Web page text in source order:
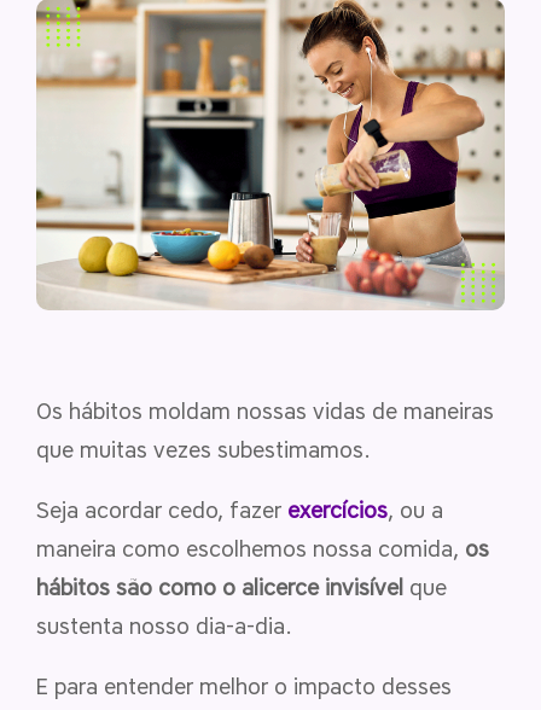
Os hábitos moldam nossas vidas de maneiras
que muitas vezes subestimamos.
Seja acordar cedo, fazer exercícios, ou a
maneira como escolhemos nossa comida, os
hábitos são como o alicerce invisível que
sustenta nosso dia-a-dia.
E para entender melhor o impacto desses